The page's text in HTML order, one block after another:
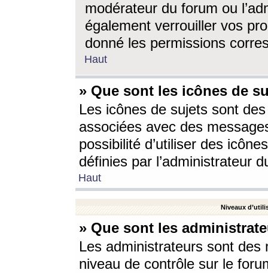
modérateur du forum ou
également verrouiller vos
donné les permissions
Haut
» Que sont les icônes de
Les icônes de sujets sont
associées avec des
possibilité d’utiliser des
définies par l’administrateur
Haut
Niveaux
» Que sont les
Les administrateurs sont
niveau de contrôle sur le